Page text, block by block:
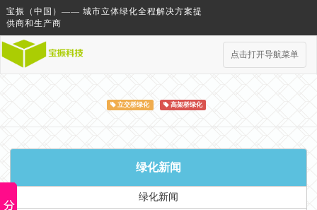
宝振（中国）—— 城市立体绿化全程解决方案提
供商和生产商
点击打开导航菜单
立交桥绿化 高架桥绿化
绿化新闻
绿化新闻